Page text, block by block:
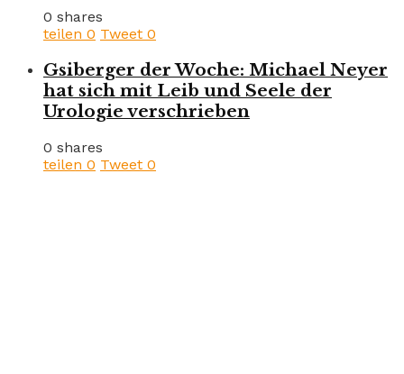
0 shares
teilen 0 Tweet 0
Gsiberger der Woche: Michael Neyer
hat sich mit Leib und Seele der
Urologie verschrieben
0 shares
teilen 0 Tweet 0